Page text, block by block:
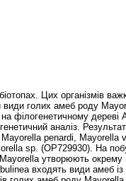
Цих організмів
голих амеб роду
філогенетичному
аналіз.
penardi, Mayorella
sp. (OP729930). На
утворюють
входять види амеб